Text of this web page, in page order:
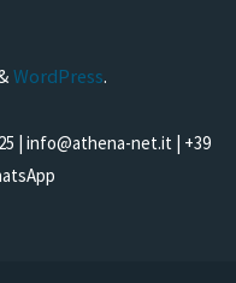
WordPress.
| info@athena-net.it | +39